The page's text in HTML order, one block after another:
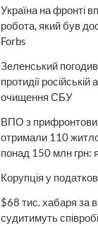
Україна на фронті
робота, який був
Forbs
Зеленський
протидії російській
очищення СБУ
ВПО з
отримали 110
понад 150 млн грн:
Корупція у
$68 тис. хабаря за
судитимуть